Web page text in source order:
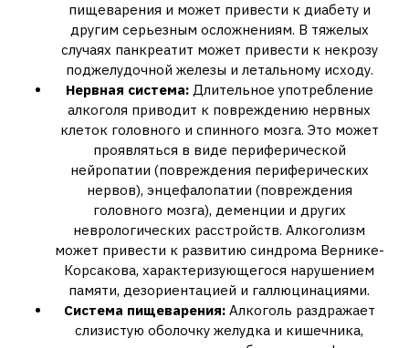
пищеварения и может привести к диабету и
другим серьезным осложнениям. В тяжелых
случаях панкреатит может привести к некрозу
поджелудочной железы и летальному исходу.
Нервная система:Длительное употребление
алкоголя приводит к повреждению нервных
клеток головного и спинного мозга. Это может
проявляться в виде периферической
нейропатии (повреждения периферических
нервов)‚ энцефалопатии (повреждения
головного мозга)‚ деменции и других
неврологических расстройств. Алкоголизм
может привести к развитию синдрома Вернике-
Корсакова‚ характеризующегося нарушением
памяти‚ дезориентацией и галлюцинациями.
Система пищеварения:Алкоголь раздражает
слизистую оболочку желудка и кишечника‚